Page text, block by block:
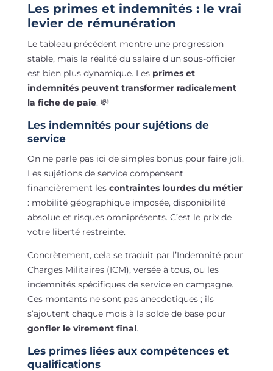
Les primes et indemnités : le vrai
levier de rémunération
Le tableau précédent montre une progression
stable, mais la réalité du salaire d’un sous-officier
est bien plus dynamique. Les primes et
indemnités peuvent transformer radicalement
la fiche de paie. 💸
Les indemnités pour sujétions de
service
On ne parle pas ici de simples bonus pour faire joli.
Les sujétions de service compensent
financièrement les contraintes lourdes du métier
: mobilité géographique imposée, disponibilité
absolue et risques omniprésents. C’est le prix de
votre liberté restreinte.
Concrètement, cela se traduit par l’Indemnité pour
Charges Militaires (ICM), versée à tous, ou les
indemnités spécifiques de service en campagne.
Ces montants ne sont pas anecdotiques ; ils
s’ajoutent chaque mois à la solde de base pour
gonfler le virement final.
Les primes liées aux compétences et
qualifications